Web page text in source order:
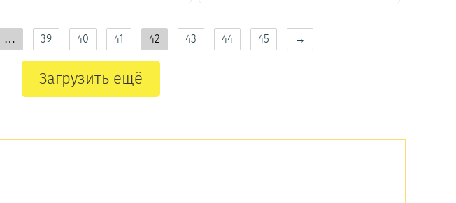
… 39 40 41 42 43 44 45 →
Загрузить ещё